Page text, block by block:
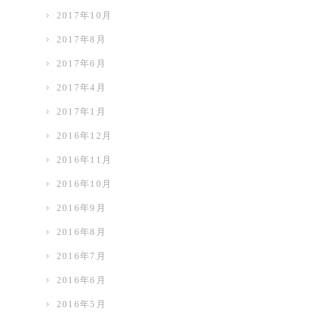
2017年10月
2017年8月
2017年6月
2017年4月
2017年1月
2016年12月
2016年11月
2016年10月
2016年9月
2016年8月
2016年7月
2016年6月
2016年5月